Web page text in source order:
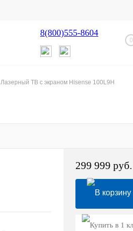
8(800)555-8604
0
Лазерный ТВ с экраном Hisense 100L9H
299 999 руб.